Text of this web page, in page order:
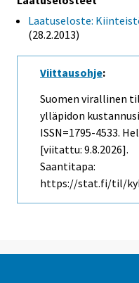
Laatuseloste:
(28.2.2013)
Viittausohje:
Suomen virallinen
ylläpidon
ISSN=1795-4533.
[viitattu: 9.8.2026].
Saantitapa:
https://stat.fi/til/